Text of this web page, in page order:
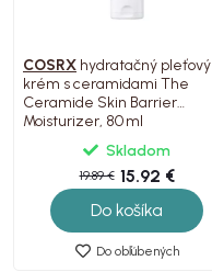
COSRX hydratačný pleťový
krém s ceramidami The
Ceramide Skin Barrier
Moisturizer, 80 ml
Skladom
19.89 € 15.92 €
Do košíka
Do obľúbených